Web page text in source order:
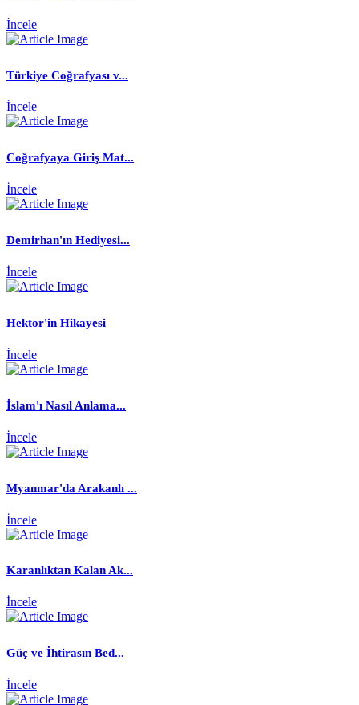
İncele
Türkiye Coğrafyası v...
İncele
Coğrafyaya Giriş Mat...
İncele
Demirhan'ın Hediyesi...
İncele
Hektor'in Hikayesi
İncele
İslam'ı Nasıl Anlama...
İncele
Myanmar'da Arakanlı ...
İncele
Karanlıktan Kalan Ak...
İncele
Güç ve İhtirasın Bed...
İncele